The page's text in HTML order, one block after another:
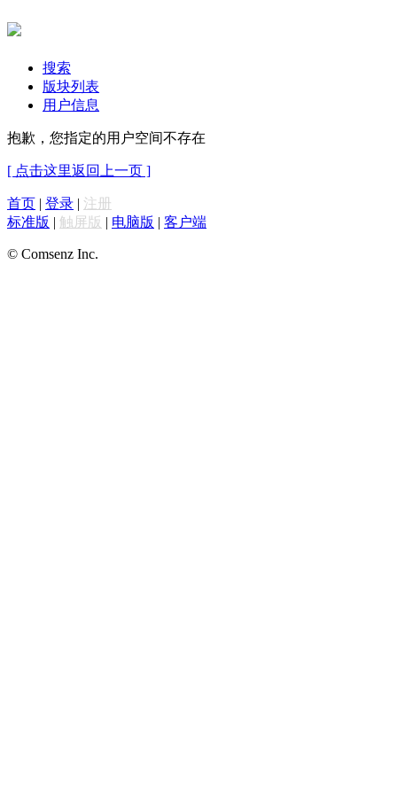
搜索
版块列表
用户信息
抱歉，您指定的用户空间不存在
[ 点击这里返回上一页 ]
首页 | 登录 | 注册
标准版 | 触屏版 | 电脑版 | 客户端
© Comsenz Inc.